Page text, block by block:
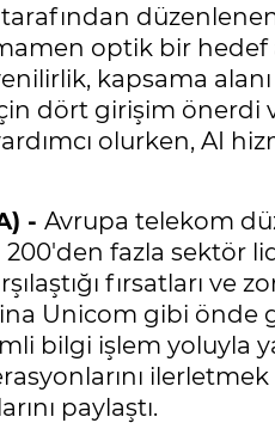
tarafından
optik bir
kapsama
dört girişim önerdi
olurken, AI
- Avrupa telekom
200'den fazla sektör
fırsatları ve
Unicom gibi önde
bilgi işlem yoluyla
paylaştı.